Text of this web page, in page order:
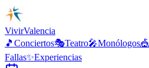
VivirValencia
🎵 Conciertos🎭Teatro🎤Monólogos🎪
Fallas✨Experiencias